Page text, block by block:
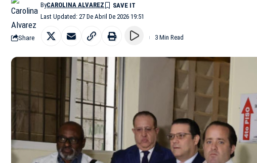
Last Updated: 27 De Abril De 2026 19:51
ByCAROLINA ALVAREZ
Share 3 Min Read